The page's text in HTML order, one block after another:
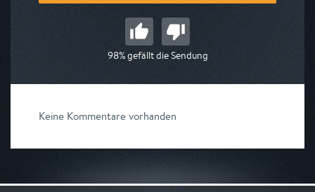
98% gefällt die Sendung
Keine Kommentare vorhanden